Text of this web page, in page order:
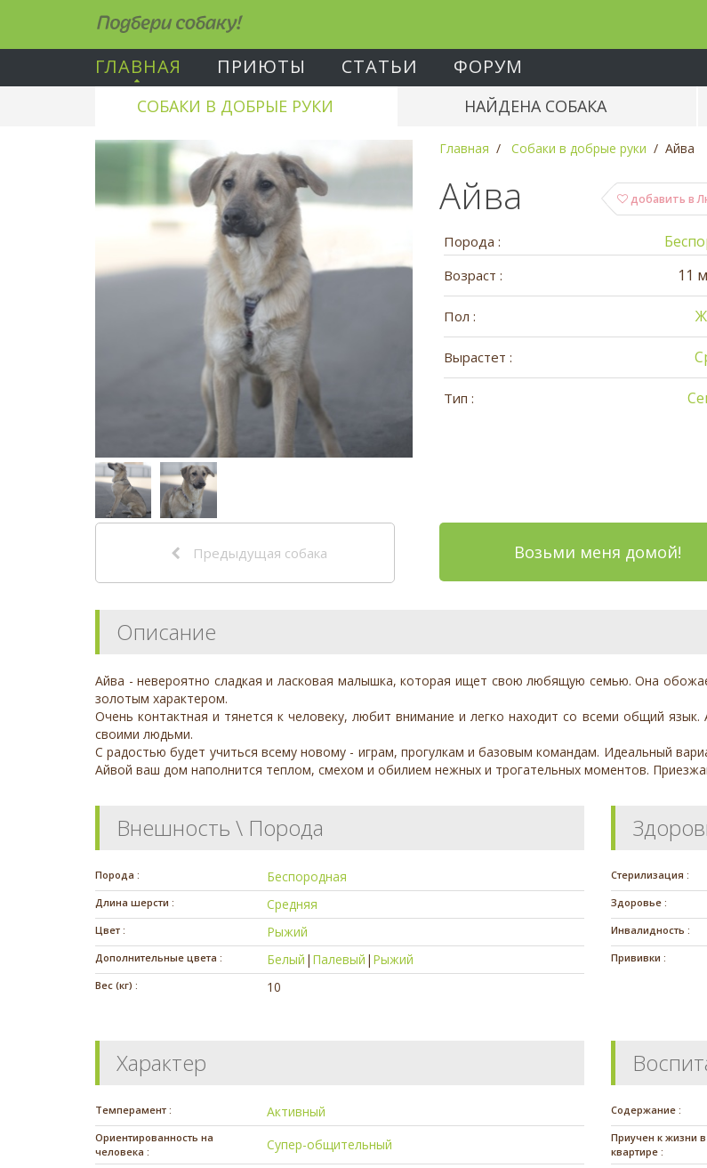
Подбери собаку!
ГЛАВНАЯ ПРИЮТЫ СТАТЬИ ФОРУМ
СОБАКИ В ДОБРЫЕ РУКИ НАЙДЕНА СОБАКА
Главная Собаки в добрые руки Айва
добавить в
Айва
Порода :
Возраст : 11
Пол :
Вырастет :
Тип :
Предыдущая собака Возьми меня домой!
Описание
Айва - невероятно сладкая и ласковая малышка, которая ищет свою любящую семью. Она
золотым характером.
Очень контактная и тянется к человеку, любит внимание и легко находит со всеми общий
своими людьми.
С радостью будет учиться всему новому - играм, прогулкам и базовым командам. Идеальный
Айвой ваш дом наполнится теплом, смехом и обилием нежных и трогательных моментов.
Внешность \ Порода
Порода : Беспородная
Длина шерсти : Средняя
Цвет : Рыжий
Дополнительные цвета : Белый | Палевый | Рыжий
Вес (кг) : 10
Стерилизация :
Здоровье :
Инвалидность :
Прививки :
Характер
Темперамент : Активный
Ориентированность на
человека :
Супер-общительный
Содержание :
Приучен к жизни в
квартире :